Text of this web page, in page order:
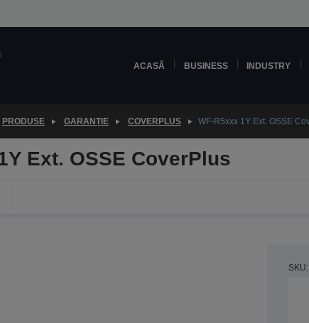
ACASĂ BUSINESS INDUSTRY
PRODUSE GARANȚIE COVERPLUS WF-R5xxx 1Y Ext. OSSE
Ext. OSSE CoverPlus